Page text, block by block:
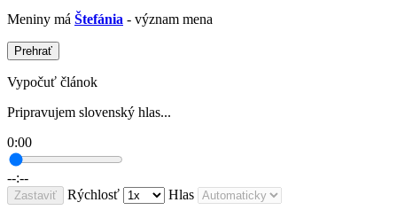
Meniny má Štefánia - význam mena
Prehrať
Vypočuť článok
Pripravujem slovenský hlas...
0:00
--:--
Zastaviť Rýchlosť Hlas